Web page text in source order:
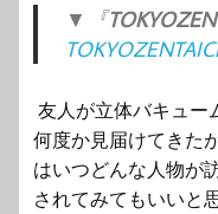
▼『
友人が立体バキュー
何度か見届けてきたが
はいつどんな人物が
されてみてもいいと